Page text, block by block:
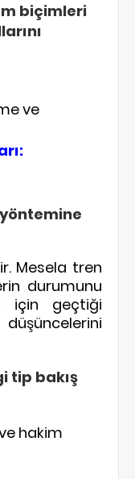
biçimleri
ve
Mesela tren
durumunu
için geçtiği
tip bakış
hakim